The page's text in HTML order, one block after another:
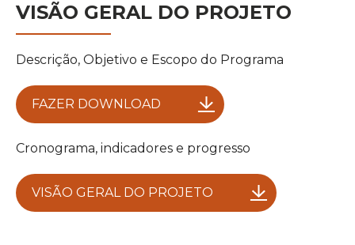
VISÃO GERAL DO PROJETO
Descrição, Objetivo e Escopo do Programa
FAZER DOWNLOAD
Cronograma, indicadores e progresso
VISÃO GERAL DO PROJETO